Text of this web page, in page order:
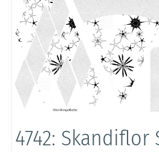
4742: Skandiflor